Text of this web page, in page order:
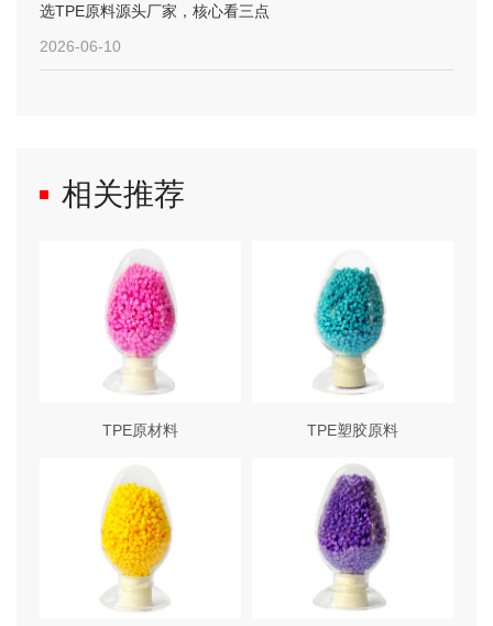
选TPE原料源头厂家，核心看三点
2026-06-10
相关推荐
TPE原材料 TPE塑胶原料